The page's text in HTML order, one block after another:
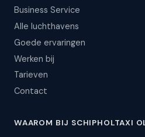
Business Service
Alle luchthavens
Goede ervaringen
Werken bij
Tarieven
Contact
WAAROM BIJ SCHIPHOLTAXI